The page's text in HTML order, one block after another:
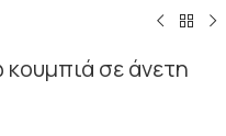
σε άνετη